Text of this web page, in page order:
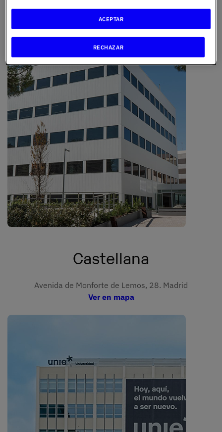
Castellana
Avenida de Monforte de Lemos, 28. Madrid
Ver en mapa
Imagen
RECHAZAR
ACEPTAR